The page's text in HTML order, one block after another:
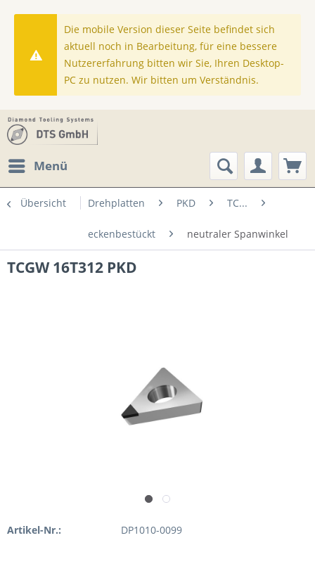
Die mobile Version dieser Seite befindet sich
aktuell noch in Bearbeitung, für eine bessere
Nutzererfahrung bitten wir Sie, Ihren Desktop-
PC zu nutzen. Wir bitten um Verständnis.
Menü
Übersicht Drehplatten PKD TC...
eckenbestückt neutraler Spanwinkel
TCGW 16T312 PKD
Artikel-Nr.: DP1010-0099